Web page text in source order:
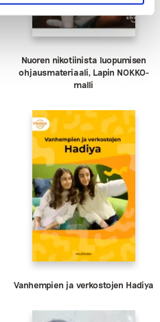
Nuoren nikotiinista luopumisen
ohjausmateriaali, Lapin NOKKO-
malli
Vanhempien ja verkostojen Hadiya